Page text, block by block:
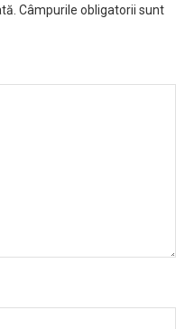
Câmpurile obligatorii sunt